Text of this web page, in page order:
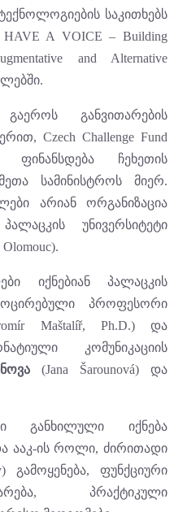
საკითხებს
A VOICE – Building
and Alternative
განვითარების
Czech Challenge Fund
ჩეხეთის
სამინისტროს მიერ.
არიან ორგანიზაცია
უნივერსიტეტი
იქნებიან პალაცკის
პროფესორი
Maštalíř, Ph.D.) და
კომუნიკაციის
(Jana Šarounová) და
განხილული იქნება
ააკ-ის როლი, ძირითადი
გამოყენება, ფუნქციური
პრაქტიკული